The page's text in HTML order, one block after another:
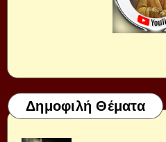
Δημοφιλή Θέματα